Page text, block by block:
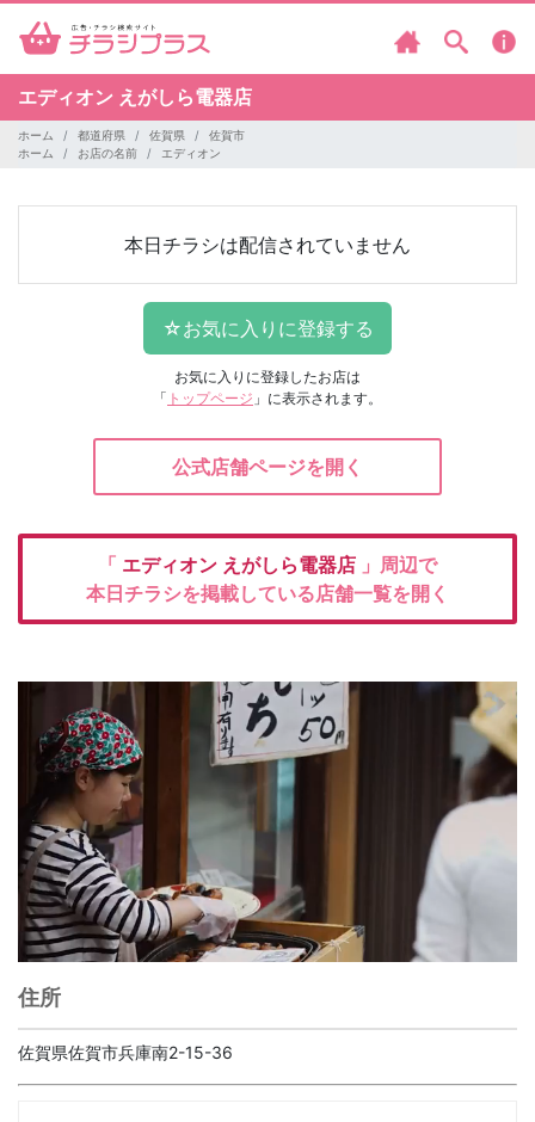
エディオン えがしら電器店
ホーム 都道府県 佐賀県
佐賀市
ホーム
お店の名前 エディオン
本日チラシは配信されていません
お気に入りに登録したお店は
「 トップページ 」に表示されます。
公式店舗ページを開く
「 エディオン えがしら電器店 」周辺で
本日チラシを掲載している店舗一覧を開く
住所
佐賀県佐賀市兵庫南2-15-36